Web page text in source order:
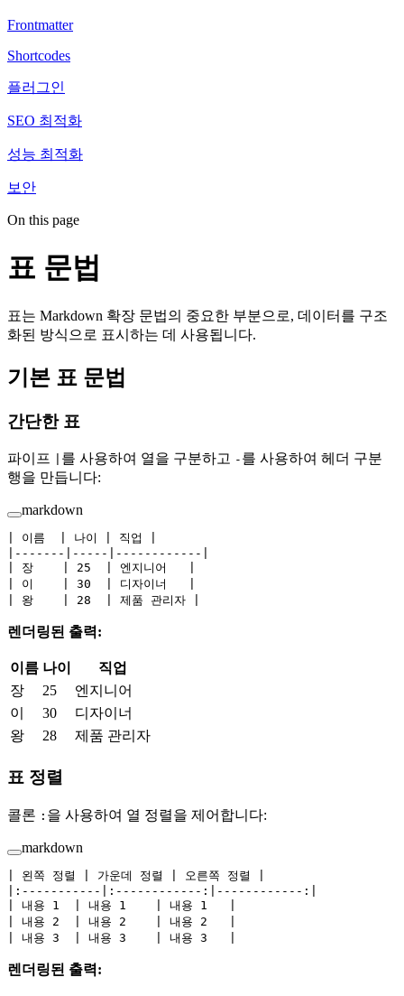
Frontmatter
Shortcodes
플러그인
SEO 최적화
성능 최적화
보안
On this page
표 문법
표는 Markdown 확장 문법의 중요한 부분으로, 데이터를 구조
화된 방식으로 표시하는 데 사용됩니다.
기본 표 문법
간단한 표
파이프 를 사용하여 열을 구분하고 - 를 사용하여 헤더 구분
행을 만듭니다:
markdown
| 이름  | 나이 | 직업 |
|-------|-----|------------|
| 장    | 25  | 엔지니어   |
| 이    | 30  | 디자이너   |
| 왕    | 28  | 제품 관리자 |
렌더링된 출력:
이름 나이
직업
장
25
엔지니어
이
30
디자이너
왕
28 제품 관리자
표 정렬
콜론 : 을 사용하여 열 정렬을 제어합니다:
markdown
| 왼쪽 정렬 | 가운데 정렬 | 오른쪽 정렬 |
|:-----------|:------------:|------------:|
| 내용 1  | 내용 1    | 내용 1   |
| 내용 2  | 내용 2    | 내용 2   |
| 내용 3  | 내용 3    | 내용 3   |
렌더링된 출력: